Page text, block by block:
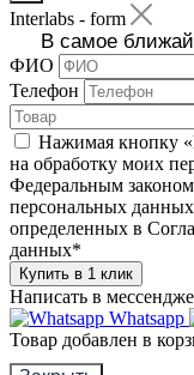
Interlabs - form
В самое
ФИО
Телефон
Нажимая кнопку
на обработку моих
Федеральным
персональных
определенных в
данных*
Купить в 1 клик
Написать в
Whatsapp
Товар добавлен в